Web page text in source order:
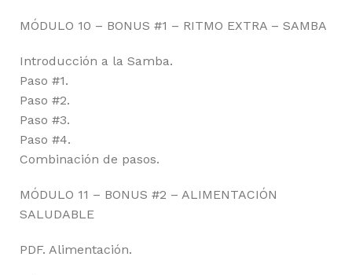
MÓDULO 10 – BONUS #1 – RITMO EXTRA – SAMBA
Introducción a la Samba.
Paso #1.
Paso #2.
Paso #3.
Paso #4.
Combinación de pasos.
MÓDULO 11 – BONUS #2 – ALIMENTACIÓN
SALUDABLE
PDF. Alimentación.